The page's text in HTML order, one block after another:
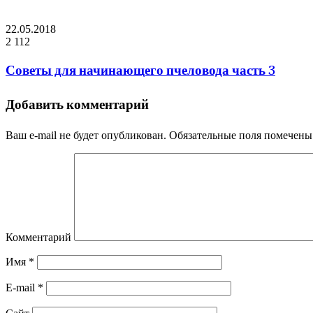
22.05.2018
2 112
Советы для начинающего пчеловода часть 3
Добавить комментарий
Ваш e-mail не будет опубликован. Обязательные поля
Комментарий
Имя *
E-mail *